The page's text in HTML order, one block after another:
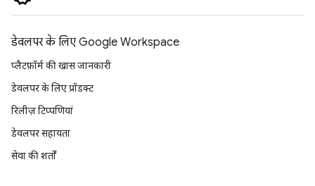
डेवलपर के लिए Google Workspace
प्लैटफ़ॉर्म की खास जानकारी
डेवलपर के लिए प्रॉडक्ट
रिलीज़ टिप्पणियां
डेवलपर सहायता
सेवा की शर्तों